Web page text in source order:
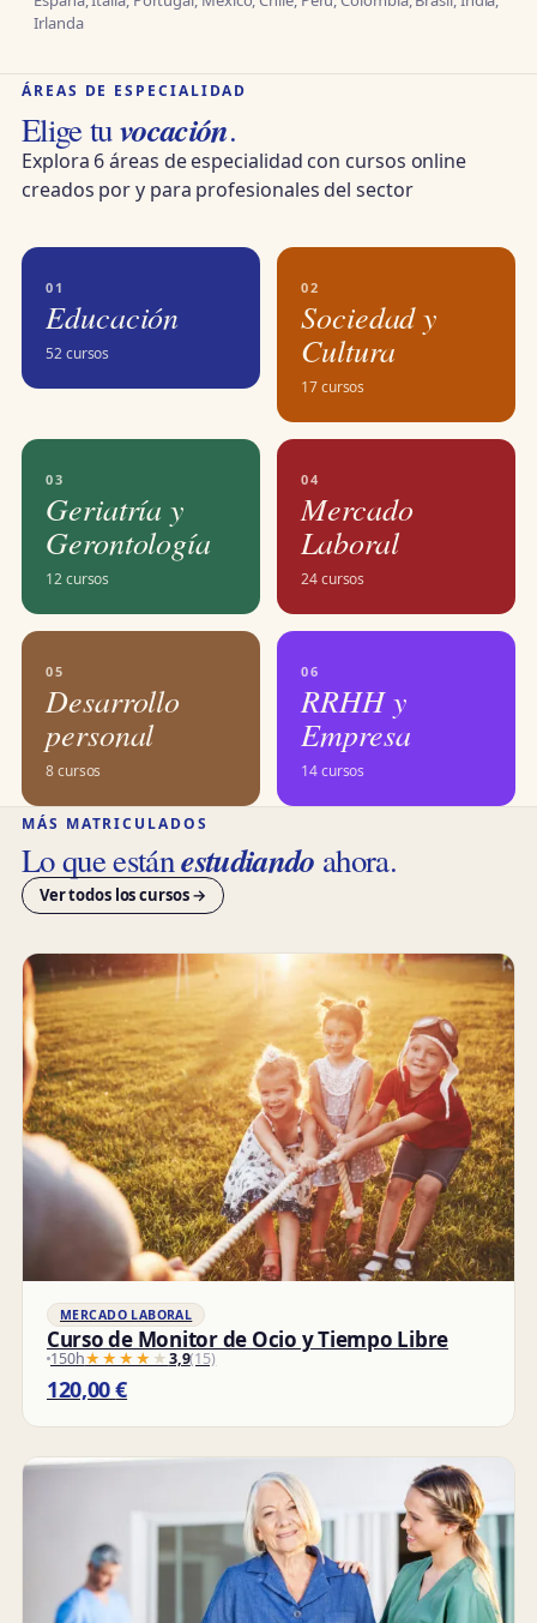
Irlanda
ÁREAS DE ESPECIALIDAD
Elige tuvocación.
Explora 6 áreas de especialidad con cursos online
creados por y para profesionales del sector
01
Educación
52 cursos
02
Sociedad y
Cultura
17 cursos
03
Geriatría y
Gerontología
12 cursos
04
Mercado
Laboral
24 cursos
05
Desarrollo
personal
8 cursos
06
RRHH y
Empresa
14 cursos
MÁS MATRICULADOS
Lo que estánestudiando ahora.
Ver todos los cursos →
MERCADO LABORAL
Curso de Monitor de Ocio y Tiempo Libre
150h★★★★★
★★★★★3,9(15)
120,00€